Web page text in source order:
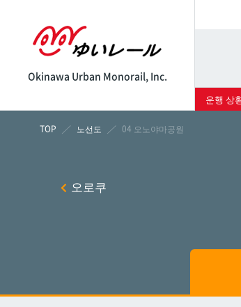
Okinawa Urban Monorail, Inc.
운행 상
태풍 13호의
노선도 04 오노야마공원
오로쿠